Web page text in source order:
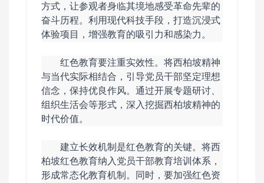
方式，让参观者身临其境地感受革命先辈的
奋斗历程。利用现代科技手段，打造沉浸式
体验项目，增强教育的吸引力和感染力。
红色教育要注重实效性。将西柏坡精神
与当代实际相结合，引导党员干部坚定理想
信念，保持优良作风。通过开展专题研讨、
组织生活会等形式，深入挖掘西柏坡精神的
时代价值。
建立长效机制是红色教育的关键。将西
柏坡红色教育纳入党员干部教育培训体系，
形成常态化教育机制。同时，要加强红色资